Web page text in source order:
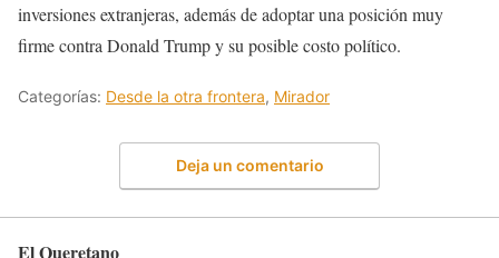
inversiones extranjeras, además de adoptar una posición muy
firme contra Donald Trump y su posible costo político.
Categorías: Desde la otra frontera, Mirador
Deja un comentario
El Queretano